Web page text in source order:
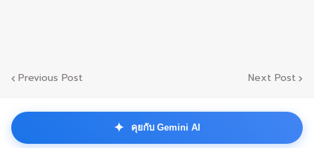
Previous Post Next Post
✦ คุยกับ Gemini AI